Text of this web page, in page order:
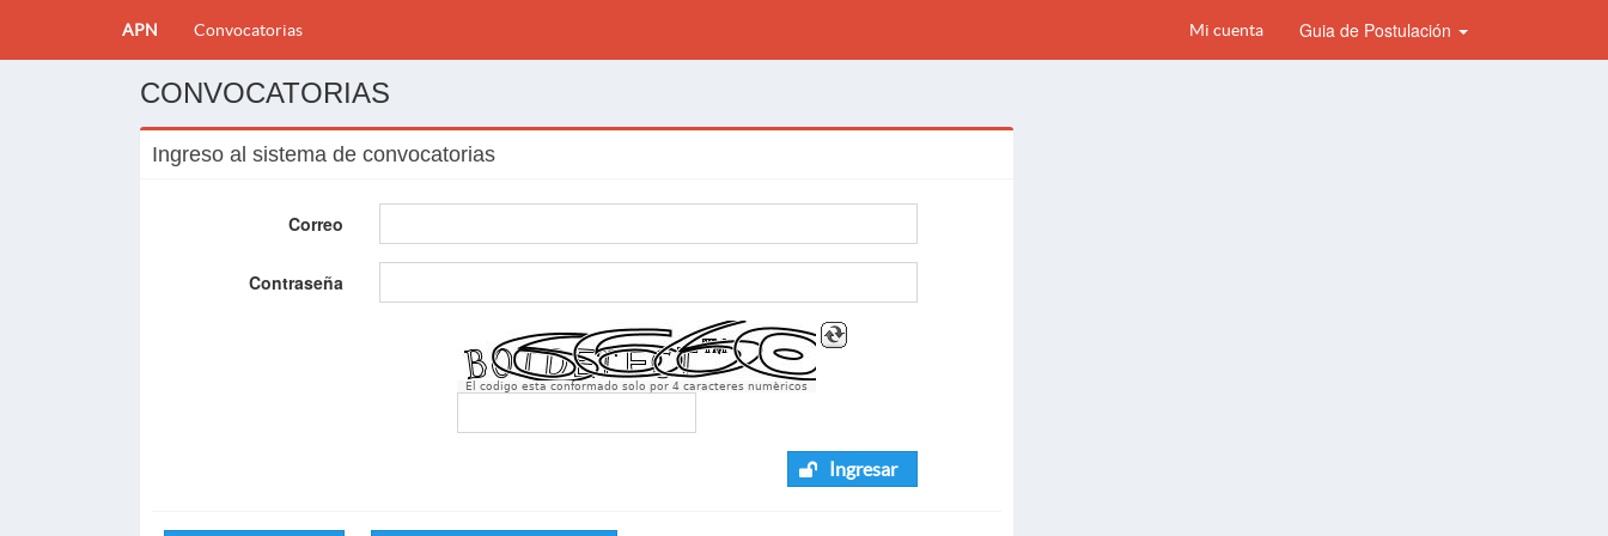
APN Convocatorias Mi cuenta Guia de Postulación
CONVOCATORIAS
Ingreso al sistema de convocatorias
Correo
Contraseña
El codigo esta conformado solo por 4 caracteres numèricos
Ingresar